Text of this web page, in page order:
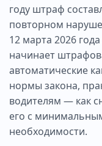
году штраф
повторном
12 марта 2026
начинает
автоматические
нормы закона,
водителям — как
его с
необходимости.